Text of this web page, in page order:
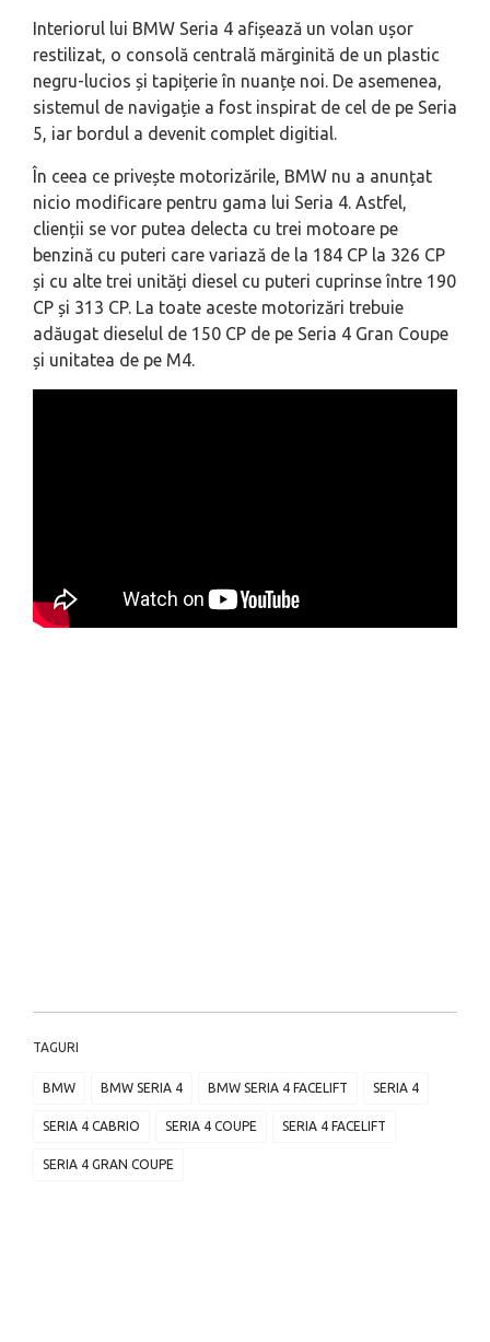
Interiorul lui BMW Seria 4 afișează un volan ușor
restilizat, o consolă centrală mărginită de un plastic
negru-lucios și tapițerie în nuanțe noi. De asemenea,
sistemul de navigație a fost inspirat de cel de pe Seria
5, iar bordul a devenit complet digitial.
În ceea ce privește motorizările, BMW nu a anunțat
nicio modificare pentru gama lui Seria 4. Astfel,
clienții se vor putea delecta cu trei motoare pe
benzină cu puteri care variază de la 184 CP la 326 CP
și cu alte trei unități diesel cu puteri cuprinse între 190
CP și 313 CP. La toate aceste motorizări trebuie
adăugat dieselul de 150 CP de pe Seria 4 Gran Coupe
și unitatea de pe M4.
TAGURI
BMW BMW SERIA 4 BMW SERIA 4 FACELIFT SERIA 4
SERIA 4 CABRIO SERIA 4 COUPE SERIA 4 FACELIFT
SERIA 4 GRAN COUPE